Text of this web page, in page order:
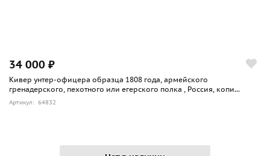
34 000 ₽
Кивер унтер-офицера образца 1808 года, армейского
гренадерского, пехотного или егерского полка , Россия, копи...
Артикул: 64832